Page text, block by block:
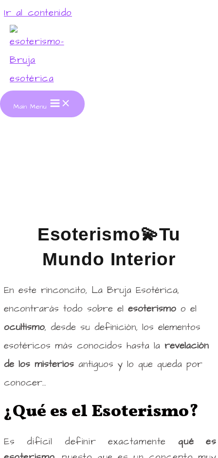
Ir al contenido
Main Menu
La Bruja Esotérica
Esoterismo💫Tu
Mundo Interior
En este rinconcito, La Bruja Esotérica,
encontrarás todo sobre el esoterismo o el
ocultismo, desde su definición, los elementos
esotéricos más conocidos hasta la revelación
de los misterios antiguos y lo que queda por
conocer…
¿Qué es el Esoterismo?
Es difícil definir exactamentequé es